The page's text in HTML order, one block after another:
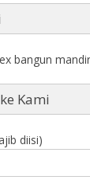
Kami
diisi)